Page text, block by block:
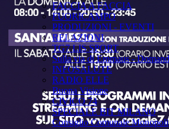
FACCIA A FACCIA
FUORICAMPO
PRODUZIONI - EVENTI
RELAZIONI
TG7 LIS SPORT
Sulla via di Emmaus -
INFOSALUTE
RADIO ELLE
Buona Visione
CIVICO 74
SPECIALE BIT MILANO
Consiglio Comunale Monopoli